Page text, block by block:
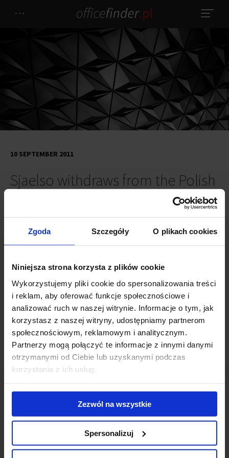
Zgoda Szczegóły O plikach cookies
Niniejsza strona korzysta z plików cookie
Wykorzystujemy pliki cookie do spersonalizowania treści
i reklam, aby oferować funkcje społecznościowe i
analizować ruch w naszej witrynie. Informacje o tym, jak
korzystasz z naszej witryny, udostępniamy partnerom
społecznościowym, reklamowym i analitycznym.
Partnerzy mogą połączyć te informacje z innymi danymi
otrzymanymi od Ciebie lub uzyskanymi podczas
korzystania z ich usług.
Zezwól na wszystkie
Spersonalizuj
Sjaelso withdraws from the Polish
10 SEPTEMBER 2011
Sjaelso announced that the company intends to withdraw from the
office projects in Warsaw: Postępu 22 and Tower Terraces.
As a ground of this decision Sjaelso indicates the financial crisis that
has hit the Danish real estates sector.
Contact us